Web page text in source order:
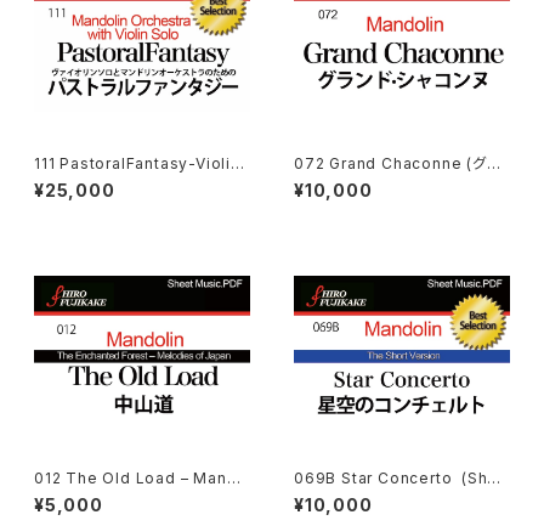
111 PastoralFantasy-Violin
ヴァイオリンソロとマンドリンオ
ーケストラのためのパストラルフ
¥25,000
072 Grand Chaconne (グラ
ンド·シャコンヌ)
¥10,000
012 The Old Load – Mando
lin Orchestra (中山道)
¥5,000
069B Star Concerto (Short
Ver.) 星空のコンチェルト：コン
クール用
¥10,000